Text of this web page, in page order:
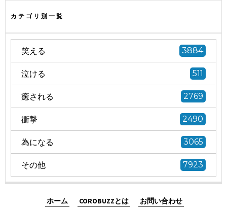
カテゴリ別一覧
笑える 3884
泣ける 511
癒される 2769
衝撃 2490
為になる 3065
その他 7923
ホーム COROBUZZとは お問い合わせ